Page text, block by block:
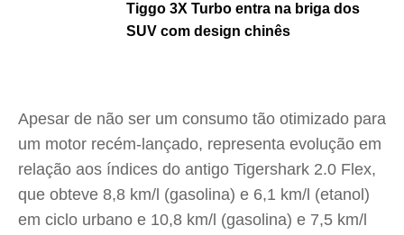
Tiggo 3X Turbo entra na briga dos
SUV com design chinês
Apesar de não ser um consumo tão otimizado para
um motor recém-lançado, representa evolução em
relação aos índices do antigo Tigershark 2.0 Flex,
que obteve 8,8 km/l (gasolina) e 6,1 km/l (etanol)
em ciclo urbano e 10,8 km/l (gasolina) e 7,5 km/l